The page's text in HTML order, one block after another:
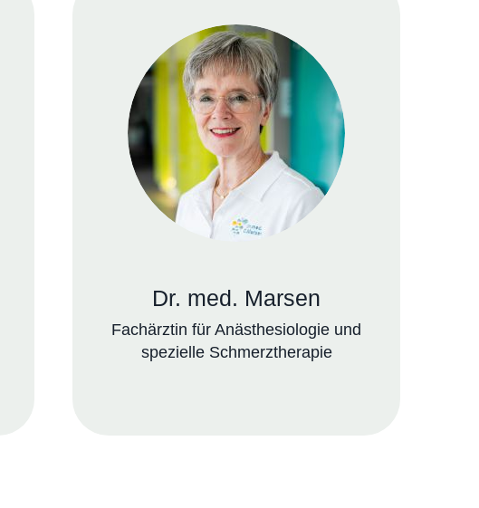
Dr. med. Marsen
Fachärztin für Anästhesiologie und
spezielle Schmerztherapie